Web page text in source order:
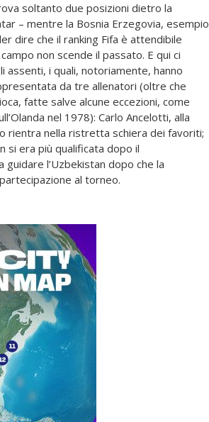
soltanto due posizioni dietro la
– mentre la Bosnia Erzegovia, esempio
dire che il ranking Fifa è attendibile
non scende il passato. E qui ci
assenti, i quali, notoriamente, hanno
da tre allenatori (oltre che
fatte salve alcune eccezioni, come
nel 1978): Carlo Ancelotti, alla
rientra nella ristretta schiera dei favoriti;
si era più qualificata dopo il
l’Uzbekistan dopo che la
al torneo.